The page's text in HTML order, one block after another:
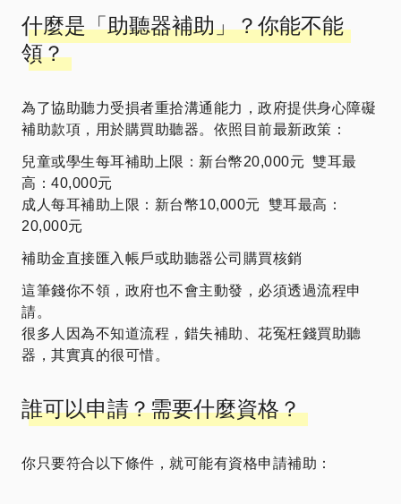
什麼是「助聽器補助」？你能不能
領？
為了協助聽力受損者重拾溝通能力，政府提供身心障礙
補助款項，用於購買助聽器。依照目前最新政策：
兒童或學生每耳補助上限：新台幣20,000元 雙耳最
高：40,000元
成人每耳補助上限：新台幣10,000元 雙耳最高：
20,000元
補助金直接匯入帳戶或助聽器公司購買核銷
這筆錢你不領，政府也不會主動發，必須透過流程申
請。
很多人因為不知道流程，錯失補助、花冤枉錢買助聽
器，其實真的很可惜。
誰可以申請？需要什麼資格？
你只要符合以下條件，就可能有資格申請補助：